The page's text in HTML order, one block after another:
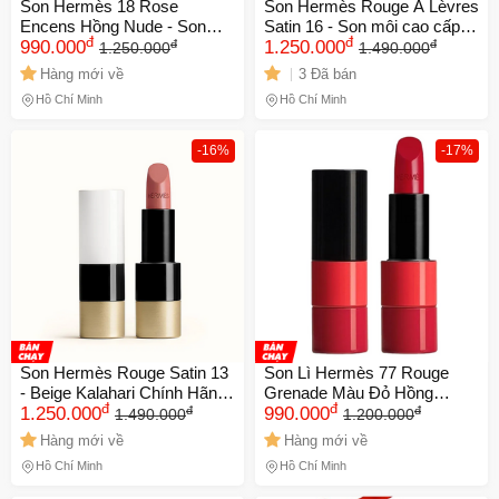
Son Hermès 18 Rose
Encens Hồng Nude - Son
Cao Cấp Chính Hãng, Quyến
Rũ Và Sang Trọng, Dưỡng
Ẩm Tuyệt Vời Cho Môi
990.000đ 1.250.000đ
Hàng mới về
Hồ Chí Minh
Son Hermès Rouge À Lèvres
Satin 16 - Son môi cao cấp
màu Beige Tadelakt chính
hãng, mềm mại và giữ ẩm
lâu dài
1.250.000đ 1.490.000đ
3 Đã bán
Hồ Chí Minh
-16%
Son Hermès Rouge Satin 13
- Beige Kalahari Chính Hãng,
Son Môi Sang Trọng, Chất
Son Mịn Màng, Dưỡng Ẩm,
Phù Hợp Mọi Tông Da
1.250.000đ 1.490.000đ
Hàng mới về
Hồ Chí Minh
-17%
Son Lì Hermès 77 Rouge
Grenade Màu Đỏ Hồng
Chính Hãng - Son Cao Cấp
Cho Môi Quyến Rũ, Bền
Màu, Dưỡng Ẩm Tốt
990.000đ 1.200.000đ
Hàng mới về
Hồ Chí Minh